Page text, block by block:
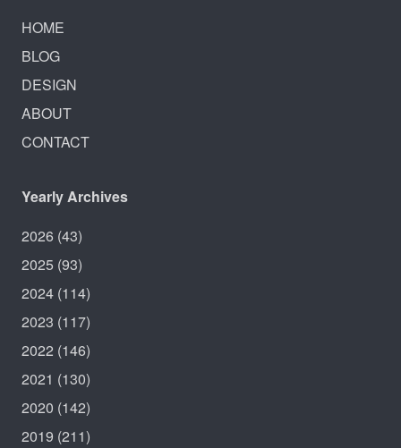
HOME
BLOG
DESIGN
ABOUT
CONTACT
Yearly Archives
2026 (43)
2025 (93)
2024 (114)
2023 (117)
2022 (146)
2021 (130)
2020 (142)
2019 (211)